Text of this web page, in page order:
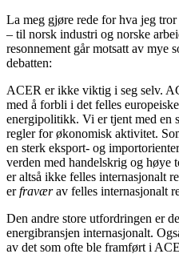
La meg gjøre rede for hva jeg
– til norsk industri og norske
resonnement går motsatt av mye
debatten:
ACER er ikke viktig i seg selv.
med å forbli i det felles
energipolitikk. Vi er tjent med en
regler for økonomisk aktivitet.
en sterk eksport- og
verden med handelskrig og høye
er altså ikke felles internasjonalt
erfraværav felles internasjonalt
Den andre store utfordringen er
energibransjen internasjonalt.
av det som ofte ble framført i